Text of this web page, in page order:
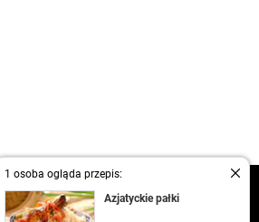
1 osoba ogląda przepis:
Azjatyckie pałki
kontakt
regulamin